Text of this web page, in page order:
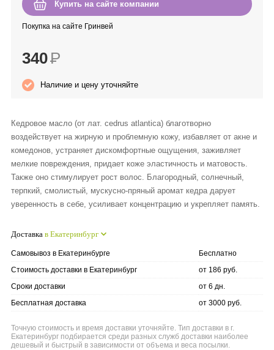
Anny Rey
Happy Dew
Green Minds
Купить на сайте компании
Покупка на сайте Гринвей
340Р
Наличие и цену уточняйте
Кедровое масло (от лат. cedrus atlantica) благотворно
воздействует на жирную и проблемную кожу, избавляет от акне и
комедонов, устраняет дискомфортные ощущения, заживляет
мелкие повреждения, придает коже эластичность и матовость.
Также оно стимулирует рост волос. Благородный, солнечный,
терпкий, смолистый, мускусно-пряный аромат кедра дарует
уверенность в себе, усиливает концентрацию и укрепляет память.
Доставка в Екатеринбург
Самовывоз в Екатеринбурге
Бесплатно
Стоимость доставки в Екатеринбург
от 186 руб.
Сроки доставки
от 6 дн.
Бесплатная доставка
от 3000 руб.
Точную стоимость и время доставки уточняйте. Тип доставки в г.
Екатеринбург подбирается среди разных служб доставки наиболее
дешевый и быстрый в зависимости от объема и веса посылки.